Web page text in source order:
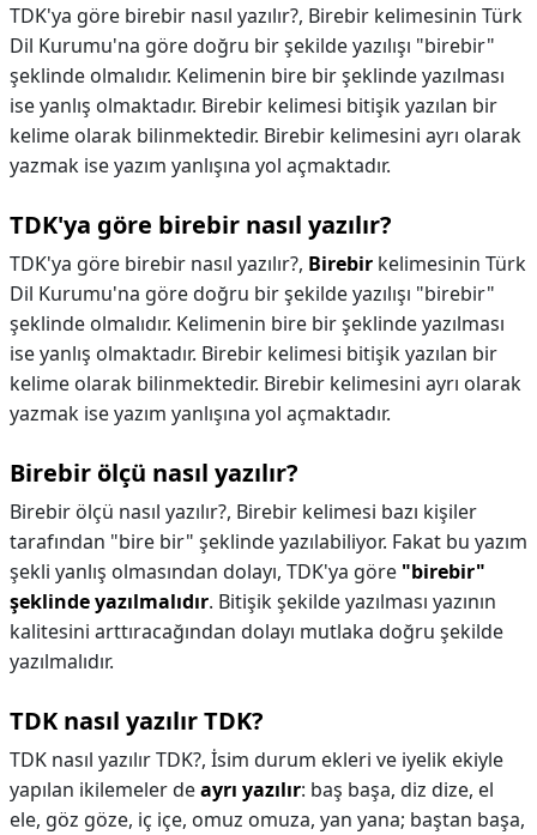
TDK'ya göre birebir nasıl yazılır?, Birebir kelimesinin Türk
Dil Kurumu'na göre doğru bir şekilde yazılışı "birebir"
şeklinde olmalıdır. Kelimenin bire bir şeklinde yazılması
ise yanlış olmaktadır. Birebir kelimesi bitişik yazılan bir
kelime olarak bilinmektedir. Birebir kelimesini ayrı olarak
yazmak ise yazım yanlışına yol açmaktadır.
TDK'ya göre birebir nasıl yazılır?
TDK'ya göre birebir nasıl yazılır?, Birebir kelimesinin Türk
Dil Kurumu'na göre doğru bir şekilde yazılışı "birebir"
şeklinde olmalıdır. Kelimenin bire bir şeklinde yazılması
ise yanlış olmaktadır. Birebir kelimesi bitişik yazılan bir
kelime olarak bilinmektedir. Birebir kelimesini ayrı olarak
yazmak ise yazım yanlışına yol açmaktadır.
Birebir ölçü nasıl yazılır?
Birebir ölçü nasıl yazılır?, Birebir kelimesi bazı kişiler
tarafından "bire bir" şeklinde yazılabiliyor. Fakat bu yazım
şekli yanlış olmasından dolayı, TDK'ya göre "birebir"
şeklinde yazılmalıdır. Bitişik şekilde yazılması yazının
kalitesini arttıracağından dolayı mutlaka doğru şekilde
yazılmalıdır.
TDK nasıl yazılır TDK?
TDK nasıl yazılır TDK?, İsim durum ekleri ve iyelik ekiyle
yapılan ikilemeler deayrı yazılır: baş başa, diz dize, el
ele, göz göze, iç içe, omuz omuza, yan yana; baştan başa,